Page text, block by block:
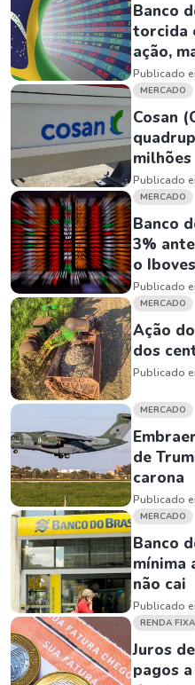
Banco
torcida
ação,
Publicado
MERCADO
Cosan
milhões
Publicado
MERCADO
Banco
3%
o
Publicado
MERCADO
Ação
dos
Publicado
MERCADO
de
carona
Publicado
MERCADO
Banco
mínima
não cai
Publicado
RENDA FIXA
Juros
pagos